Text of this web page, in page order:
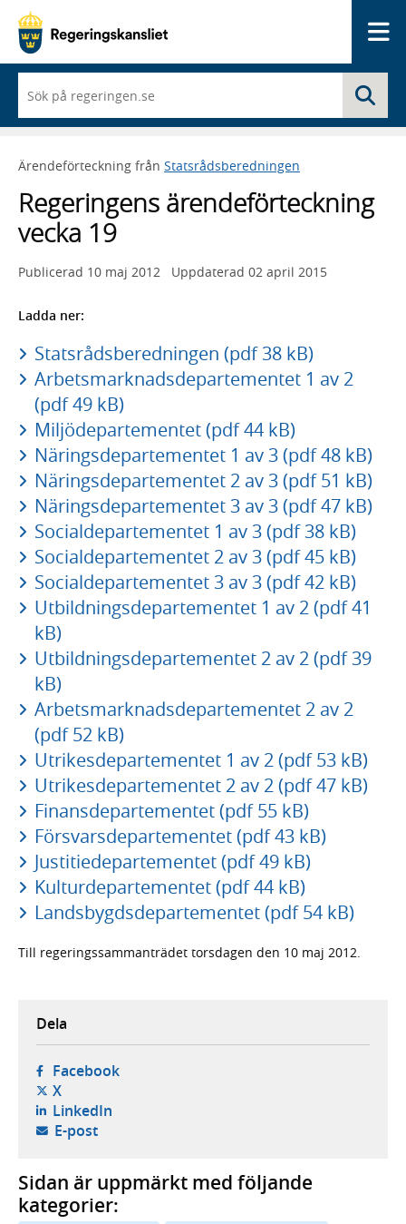
du
börjar
skriva
framträder
lista
med
sökförslag
Ärendeförteckning från Statsrådsberedningen
Regeringens ärendeförteckning
vecka 19
Publicerad 10 maj 2012 Uppdaterad 02 april 2015
Ladda ner:
Statsrådsberedningen (pdf 38 kB)
Arbetsmarknadsdepartementet 1 av 2
(pdf 49 kB)
Miljödepartementet (pdf 44 kB)
Näringsdepartementet 1 av 3 (pdf 48 kB)
Näringsdepartementet 2 av 3 (pdf 51 kB)
Näringsdepartementet 3 av 3 (pdf 47 kB)
Socialdepartementet 1 av 3 (pdf 38 kB)
Socialdepartementet 2 av 3 (pdf 45 kB)
Socialdepartementet 3 av 3 (pdf 42 kB)
Utbildningsdepartementet 1 av 2 (pdf 41
kB)
Utbildningsdepartementet 2 av 2 (pdf 39
kB)
Arbetsmarknadsdepartementet 2 av 2
(pdf 52 kB)
Utrikesdepartementet 1 av 2 (pdf 53 kB)
Utrikesdepartementet 2 av 2 (pdf 47 kB)
Finansdepartementet (pdf 55 kB)
Försvarsdepartementet (pdf 43 kB)
Justitiedepartementet (pdf 49 kB)
Kulturdepartementet (pdf 44 kB)
Landsbygdsdepartementet (pdf 54 kB)
Till regeringssammanträdet torsdagen den 10 maj 2012.
Dela
Facebook- öppnas i ny flik, extern webbplats,
X- öppnas i ny flik, extern webbplats,
LinkedIn- öppnas i ny flik, extern webbplats,
E-post- öppnar din e-postklient,
Sidan är uppmärkt med följande
kategorier: